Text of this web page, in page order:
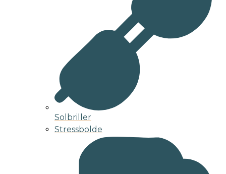
Solbriller
Stressbolde